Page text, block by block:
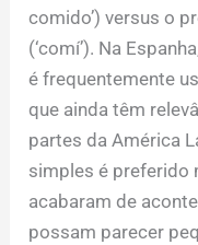
comido’) versus o
(‘comí’). Na
é frequentemente
que ainda têm
partes da América
simples é preferido
acabaram de
possam parecer